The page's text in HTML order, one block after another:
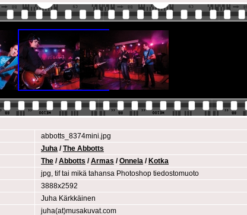
abbotts_8374mini.jpg
Juha /The Abbotts
The /Abbotts /Armas /Onnela / Kotka
jpg, tif tai mikä tahansa Photoshop tiedostomuoto
3888x2592
Juha Kärkkäinen
juha(at)musakuvat.com